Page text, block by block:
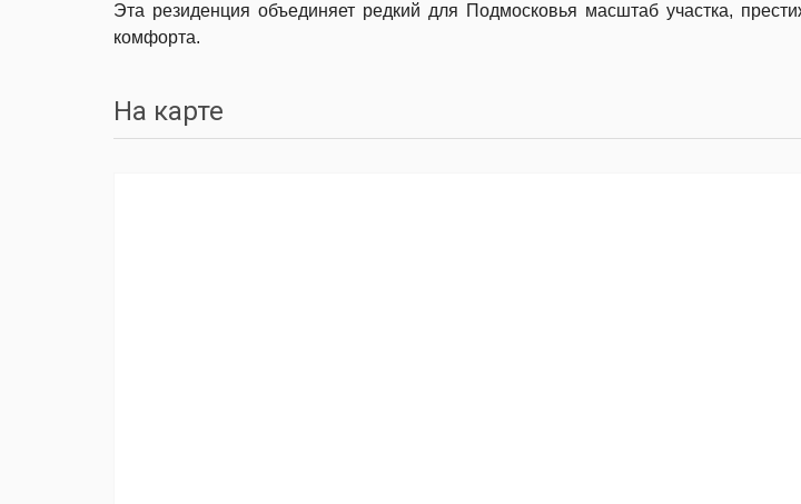
Эта резиденция объединяет редкий для Подмосковья масштаб участка,
комфорта.
На карте